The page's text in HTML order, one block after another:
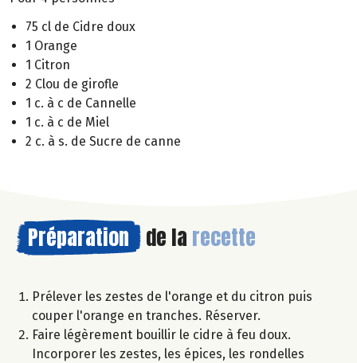
75 cl de Cidre doux
1 Orange
1 Citron
2 Clou de girofle
1 c. à c de Cannelle
1 c. à c de Miel
2 c. à s. de Sucre de canne
Préparation de la recette
Prélever les zestes de l'orange et du citron puis
couper l'orange en tranches. Réserver.
Faire légèrement bouillir le cidre à feu doux.
Incorporer les zestes, les épices, les rondelles